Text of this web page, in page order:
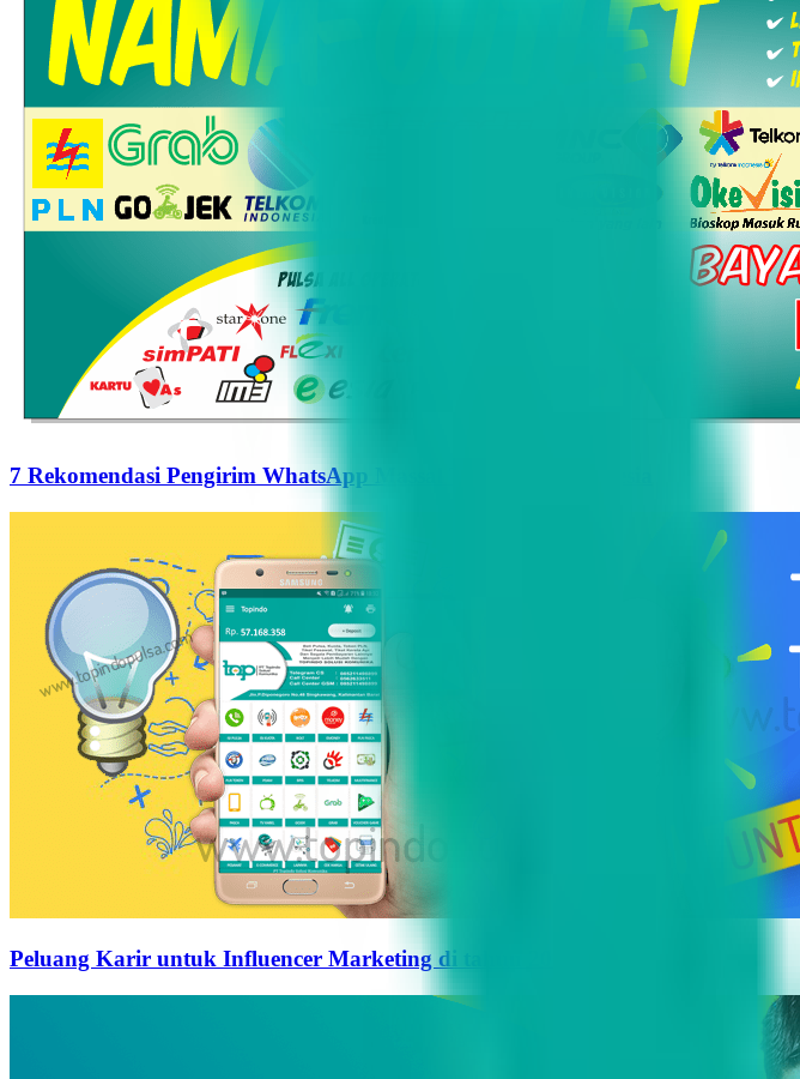
7 Rekomendasi Pengirim WhatsApp Massal Terbaik di Indonesia
Peluang Karir untuk Influencer Marketing di tahun 2023